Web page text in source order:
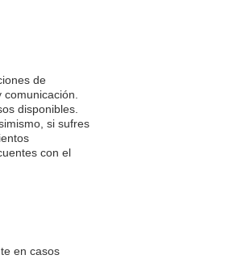
de
disponibles.
si sufres
con el
en casos